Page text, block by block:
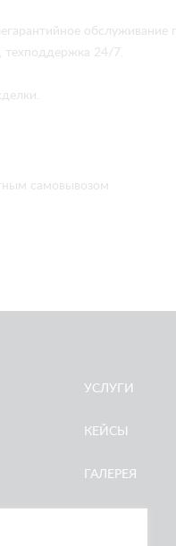
обслуживание
техподдержка 24/7.
самовывозом
УСЛУГИ
КЕЙСЫ
ГАЛЕРЕЯ